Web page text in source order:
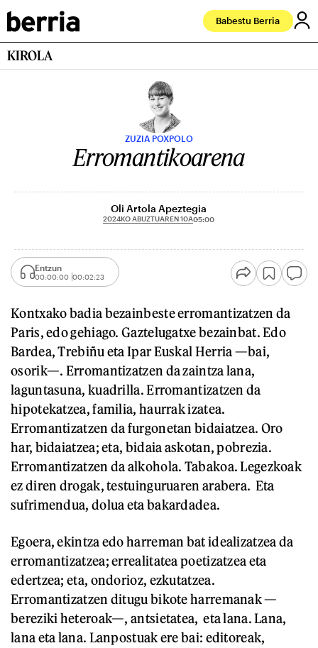
Babestu Berria
KIROLA
ZUZIA POXPOLO
Erromantikoarena
Oli Artola Apeztegia
2024KO ABUZTUAREN 10A05:00
Entzun
00:00:00 00:02:23
Kontxako badia bezainbeste erromantizatzen da
Paris, edo gehiago. Gaztelugatxe bezainbat. Edo
Bardea, Trebiñu eta Ipar Euskal Herria —bai,
osorik—. Erromantizatzen da zaintza lana,
laguntasuna, kuadrilla. Erromantizatzen da
hipotekatzea, familia, haurrak izatea.
Erromantizatzen da furgonetan bidaiatzea. Oro
har, bidaiatzea; eta, bidaia askotan, pobrezia.
Erromantizatzen da alkohola. Tabakoa. Legezkoak
ez diren drogak, testuinguruaren arabera. Eta
sufrimendua, dolua eta bakardadea.
Egoera, ekintza edo harreman bat idealizatzea da
erromantizatzea; errealitatea poetizatzea eta
edertzea; eta, ondorioz, ezkutatzea.
Erromantizatzen ditugu bikote harremanak —
bereziki heteroak—, antsietatea, eta lana. Lana,
lana eta lana. Lanpostuak ere bai: editoreak,